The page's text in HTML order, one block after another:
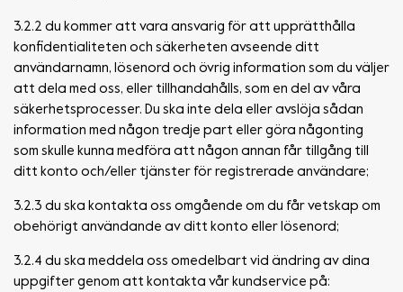
3.2.2 du kommer att vara ansvarig för att upprätthålla
konfidentialiteten och säkerheten avseende ditt
användarnamn, lösenord och övrig information som du väljer
att dela med oss, eller tillhandahålls, som en del av våra
säkerhetsprocesser. Du ska inte dela eller avslöja sådan
information med någon tredje part eller göra någonting
som skulle kunna medföra att någon annan får tillgång till
ditt konto och/eller tjänster för registrerade användare;
3.2.3 du ska kontakta oss omgående om du får vetskap om
obehörigt användande av ditt konto eller lösenord;
3.2.4 du ska meddela oss omedelbart vid ändring av dina
uppgifter genom att kontakta vår kundservice på: